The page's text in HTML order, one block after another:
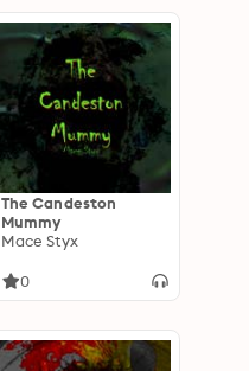
The Candeston
Mummy
Mace Styx
0